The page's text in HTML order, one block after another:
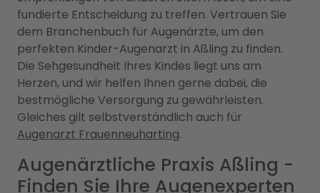
fundierte Entscheidung zu treffen. Vertrauen Sie
dem Branchenbuch für Augenärzte, um den
perfekten Kinder-Augenarzt in Aßling zu finden.
Die Sehgesundheit Ihres Kindes liegt uns am
Herzen, und wir helfen Ihnen gerne dabei, die
bestmögliche Versorgung zu gewährleisten.
Gleiches gilt selbstverständlich auch für
Augenarzt Frauenneuharting.
Augenärztliche Praxis Aßling -
Finden Sie Ihre Augenexperten